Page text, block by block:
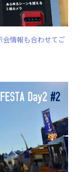
会情報も合わせてご